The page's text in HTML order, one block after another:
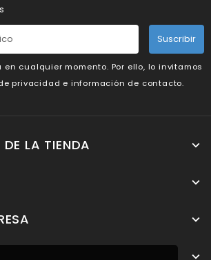
Suscribir
en cualquier momento. Por ello, lo invitamos
privacidad e información de contacto.
LA TIENDA